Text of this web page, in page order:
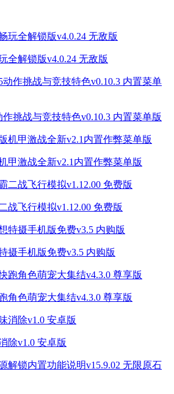
全解锁版v4.0.24 无敌版
挑战与竞技特色v0.10.3 内置菜单版
甲激战全新v2.1内置作弊菜单版
战飞行模拟v1.12.00 免费版
摄手机版免费v3.5 内购版
角色萌宠大集结v4.3.0 尊享版
除v1.0 安卓版